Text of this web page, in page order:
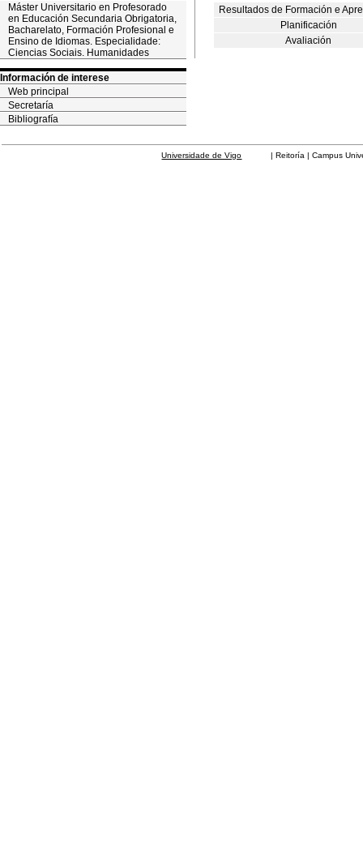
Máster Universitario en Profesorado
en Educación Secundaria Obrigatoria,
Bacharelato, Formación Profesional e
Ensino de Idiomas. Especialidade:
Ciencias Sociais. Humanidades
Información de interese
Web principal
Secretaría
Bibliografía
Resultados de Formación e
Planificación
Avaliación
Universidade de Vigo | Reitoría | Campus